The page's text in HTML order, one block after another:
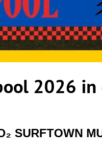
2026
SURFTOWN